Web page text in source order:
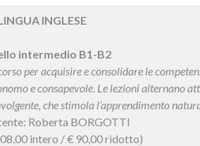
INGLESE
intermedio B1-B2
per acquisire e consolidare le
e consapevole. Le lezioni alternano
che stimola l’apprendimento
Roberta BORGOTTI
intero / € 90,00 ridotto)